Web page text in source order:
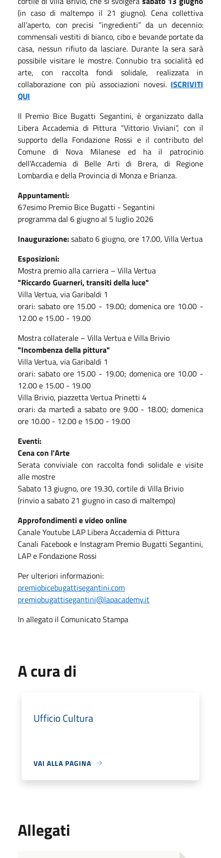
(in caso di maltempo il 21 giugno). Cena collettiva
all’aperto, con precisi “ingredienti” da un decennio:
commensali vestiti di bianco, cibo e bevande portate da
casa, nessun rifiuto da lasciare. Durante la sera sarà
possibile visitare le mostre. Connubio tra socialità ed
arte, con raccolta fondi solidale, realizzata in
collaborazione con più associazioni novesi. ISCRIVITI
QUI
Il Premio Bice Bugatti Segantini, è organizzato dalla
Libera Accademia di Pittura “Vittorio Viviani”, con il
supporto della Fondazione Rossi e il contributo del
Comune di Nova Milanese ed ha il patrocinio
dell’Accademia di Belle Arti di Brera, di Regione
Lombardia e della Provincia di Monza e Brianza.
Appuntamenti:
67esimo Premio Bice Bugatti - Segantini
programma dal 6 giugno al 5 luglio 2026
Inaugurazione:sabato 6 giugno, ore 17.00, Villa Vertua
Esposizioni:
Mostra premio alla carriera – Villa Vertua
"Riccardo Guarneri, transiti della luce"
Villa Vertua, via Garibaldi 1
orari: sabato ore 15.00 - 19.00; domenica ore 10.00 -
12.00 e 15.00 - 19.00
Mostra collaterale – Villa Vertua e Villa Brivio
"Incombenza della pittura"
Villa Vertua, via Garibaldi 1
orari: sabato ore 15.00 - 19.00; domenica ore 10.00 -
12.00 e 15.00 - 19.00
Villa Brivio, piazzetta Vertua Prinetti 4
orari: da martedì a sabato ore 9.00 - 18.00; domenica
ore 10.00 - 12.00 e 15.00 - 19.00
Eventi:
Cena con l'Arte
Serata conviviale con raccolta fondi solidale e visite
alle mostre
Sabato 13 giugno, ore 19.30, cortile di Villa Brivio
(rinvio a sabato 21 giugno in caso di maltempo)
Approfondimenti e video online
Canale Youtube LAP Libera Accademia di Pittura
Canali Facebook e Instagram Premio Bugatti Segantini,
LAP e Fondazione Rossi
Per ulteriori informazioni:
premiobicebugattisegantini.com
premiobugattisegantini@lapacademy.it
In allegato il Comunicato Stampa
A cura di
Ufficio Cultura
VAI ALLA PAGINA
Allegati